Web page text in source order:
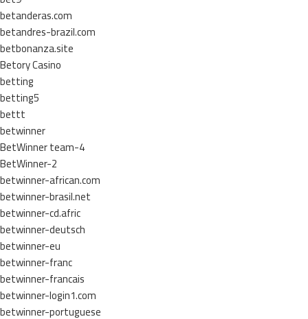
betanderas.com
betandres-brazil.com
betbonanza.site
Betory Casino
betting
betting5
bettt
betwinner
BetWinner team-4
BetWinner-2
betwinner-african.com
betwinner-brasil.net
betwinner-cd.afric
betwinner-deutsch
betwinner-eu
betwinner-franc
betwinner-francais
betwinner-login1.com
betwinner-portuguese